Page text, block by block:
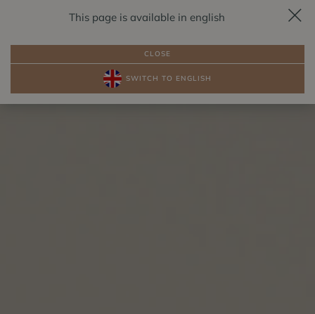
BALÍKY IZBY PRI JAZERE
This page is available in english
CLOSE
SWITCH TO ENGLISH